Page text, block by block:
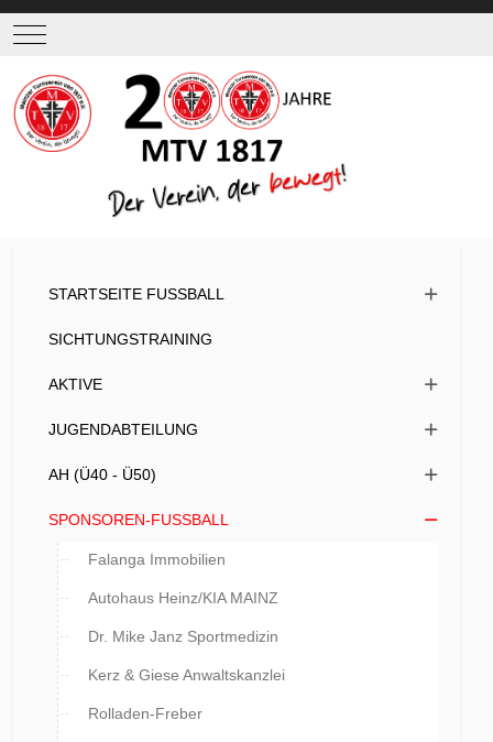
Mobile Menu Toggle
STARTSEITE FUSSBALL
SICHTUNGSTRAINING
AKTIVE
JUGENDABTEILUNG
AH (Ü40 - Ü50)
SPONSOREN-FUSSBALL
Falanga Immobilien
Autohaus Heinz/KIA MAINZ
Dr. Mike Janz Sportmedizin
Kerz & Giese Anwaltskanzlei
Rolladen-Freber